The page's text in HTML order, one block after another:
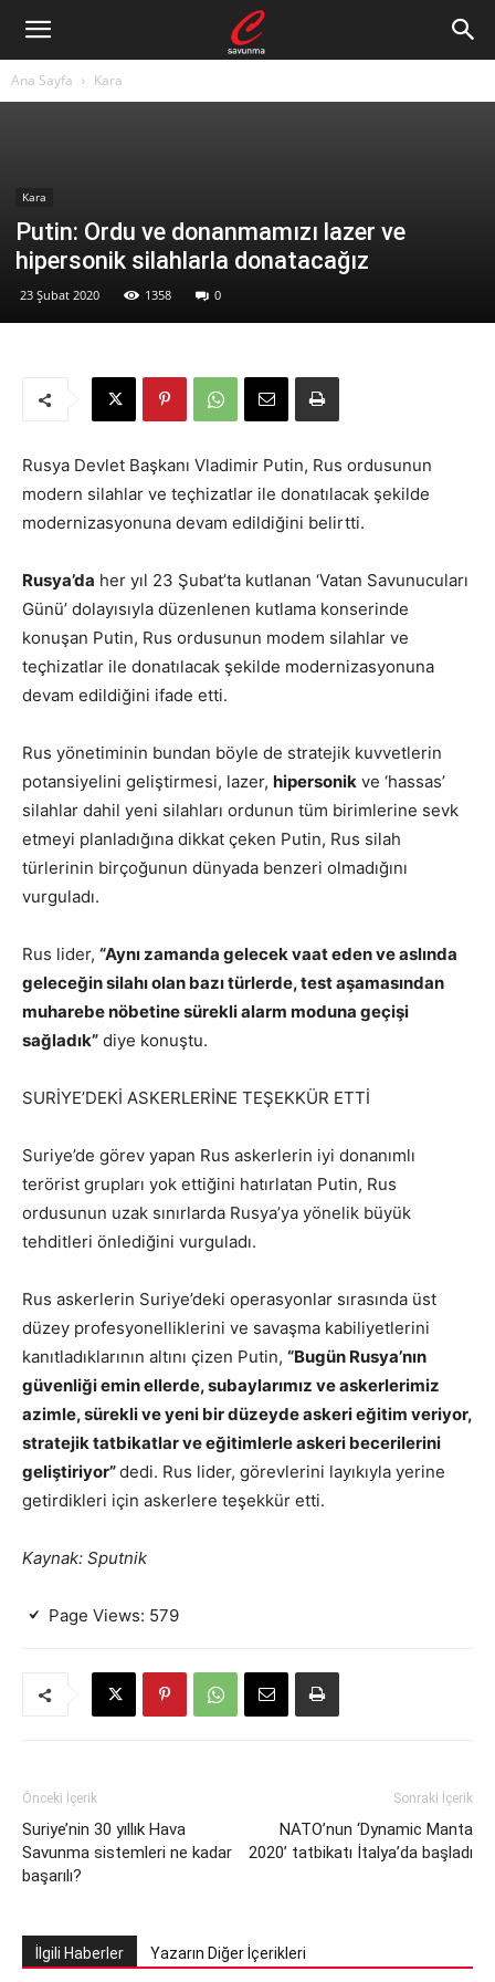
Ana Sayfa Kara
Kara
Putin: Ordu ve donanmamızı lazer ve
hipersonik silahlarla donatacağız
23 Şubat 2020 1358 0
Rusya Devlet Başkanı Vladimir Putin, Rus ordusunun
modern silahlar ve teçhizatlar ile donatılacak şekilde
modernizasyonuna devam edildiğini belirtti.
Rusya’da her yıl 23 Şubat’ta kutlanan ‘Vatan Savunucuları
Günü’ dolayısıyla düzenlenen kutlama konserinde
konuşan Putin, Rus ordusunun modem silahlar ve
teçhizatlar ile donatılacak şekilde modernizasyonuna
devam edildiğini ifade etti.
Rus yönetiminin bundan böyle de stratejik kuvvetlerin
potansiyelini geliştirmesi, lazer, hipersonik ve ‘hassas’
silahlar dahil yeni silahları ordunun tüm birimlerine sevk
etmeyi planladığına dikkat çeken Putin, Rus silah
türlerinin birçoğunun dünyada benzeri olmadığını
vurguladı.
Rus lider, “Aynı zamanda gelecek vaat eden ve aslında
geleceğin silahı olan bazı türlerde, test aşamasından
muharebe nöbetine sürekli alarm moduna geçişi
sağladık” diye konuştu.
SURİYE’DEKİ ASKERLERİNE TEŞEKKÜR ETTİ
Suriye’de görev yapan Rus askerlerin iyi donanımlı
terörist grupları yok ettiğini hatırlatan Putin, Rus
ordusunun uzak sınırlarda Rusya’ya yönelik büyük
tehditleri önlediğini vurguladı.
Rus askerlerin Suriye’deki operasyonlar sırasında üst
düzey profesyonelliklerini ve savaşma kabiliyetlerini
kanıtladıklarının altını çizen Putin, “Bugün Rusya’nın
güvenliği emin ellerde, subaylarımız ve askerlerimiz
azimle, sürekli ve yeni bir düzeyde askeri eğitim veriyor,
stratejik tatbikatlar ve eğitimlerle askeri becerilerini
geliştiriyor”dedi. Rus lider, görevlerini layıkıyla yerine
getirdikleri için askerlere teşekkür etti.
Kaynak: Sputnik
Page Views: 579
Önceki İçerik
Suriye’nin 30 yıllık Hava
Savunma sistemleri ne kadar
başarılı?
Sonraki İçerik
NATO’nun ‘Dynamic Manta
2020’ tatbikatı İtalya’da başladı
İlgili Haberler Yazarın Diğer İçerikleri